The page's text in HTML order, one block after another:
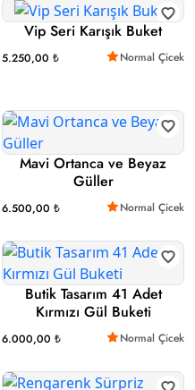
Vip Seri Karışık Buket
5.250,00 ₺ Normal Çicek
Mavi Ortanca ve Beyaz
Güller
6.500,00 ₺ Normal Çicek
Butik Tasarım 41 Adet
Kırmızı Gül Buketi
6.000,00 ₺ Normal Çicek